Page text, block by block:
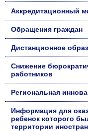
Аккредитационный
Обращения граждан
Дистанционное
Снижение
работников
Региональная
Информация для
ребенок которого
территории